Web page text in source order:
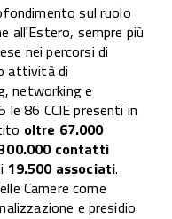
sul ruolo
all'Estero, sempre più
nei percorsi di
attività di
networking e
86 CCIE presenti in
oltre 67.000
contatti
19.500 associati.
Camere come
e presidio